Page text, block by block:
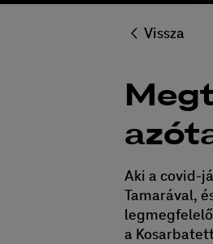
Vissza
Aki a covid-
Tamarával,
a